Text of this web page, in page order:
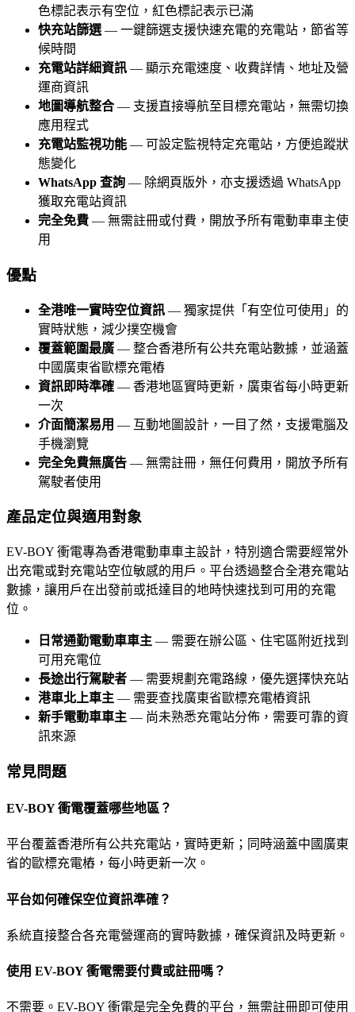
色標記表示有空位，紅色標記表示已滿
快充站篩選 — 一鍵篩選支援快速充電的充電站，節省等
候時間
充電站詳細資訊 — 顯示充電速度、收費詳情、地址及營
運商資訊
地圖導航整合 — 支援直接導航至目標充電站，無需切換
應用程式
充電站監視功能 — 可設定監視特定充電站，方便追蹤狀
態變化
WhatsApp 查詢 — 除網頁版外，亦支援透過 WhatsApp
獲取充電站資訊
完全免費 — 無需註冊或付費，開放予所有電動車車主使
用
優點
全港唯一實時空位資訊 — 獨家提供「有空位可使用」的
實時狀態，減少撲空機會
覆蓋範圍最廣 — 整合香港所有公共充電站數據，並涵蓋
中國廣東省歐標充電樁
資訊即時準確 — 香港地區實時更新，廣東省每小時更新
一次
介面簡潔易用 — 互動地圖設計，一目了然，支援電腦及
手機瀏覽
完全免費無廣告 — 無需註冊，無任何費用，開放予所有
駕駛者使用
產品定位與適用對象
EV-BOY 衝電專為香港電動車車主設計，特別適合需要經常外
出充電或對充電站空位敏感的用戶。平台透過整合全港充電站
數據，讓用戶在出發前或抵達目的地時快速找到可用的充電
位。
日常通勤電動車車主 — 需要在辦公區、住宅區附近找到
可用充電位
長途出行駕駛者 — 需要規劃充電路線，優先選擇快充站
港車北上車主 — 需要查找廣東省歐標充電樁資訊
新手電動車車主 — 尚未熟悉充電站分佈，需要可靠的資
訊來源
常見問題
EV-BOY 衝電覆蓋哪些地區？
平台覆蓋香港所有公共充電站，實時更新；同時涵蓋中國廣東
省的歐標充電樁，每小時更新一次。
平台如何確保空位資訊準確？
系統直接整合各充電營運商的實時數據，確保資訊及時更新。
使用 EV-BOY 衝電需要付費或註冊嗎？
不需要。EV-BOY 衝電是完全免費的平台，無需註冊即可使用